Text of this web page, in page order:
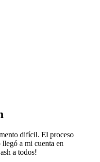
difícil. El proceso
a mi cuenta en
a todos!